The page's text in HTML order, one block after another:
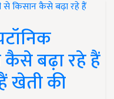
कैसे बढ़ा रहे हैं
खेती की